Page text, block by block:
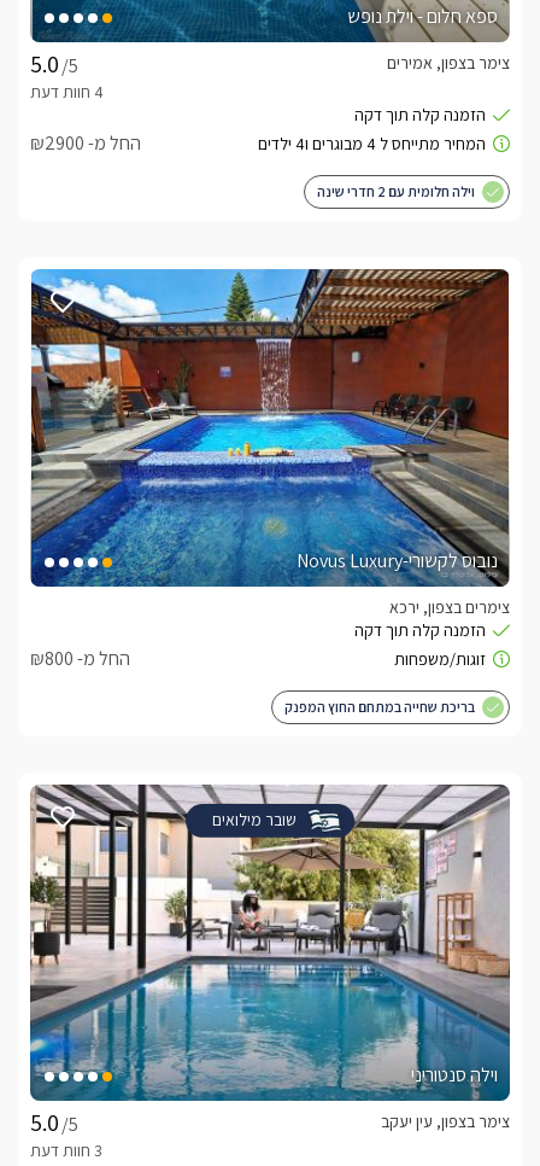
ספא חלום - וילת נופש
/5
צימר בצפון, אמירים
החל מ- ₪2900
וילה חלומית עם 2 חדרי שינה
נובוס לקשורי-Novus Luxury
צימרים בצפון, ירכא
החל מ- ₪800
בריכת שחייה במתחם החוץ המפנק
שובר מילואים
וילה סנטוריני
/5
צימר בצפון, עין יעקב